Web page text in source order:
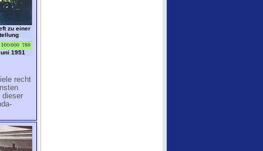
zu einer
1951
recht
dieser